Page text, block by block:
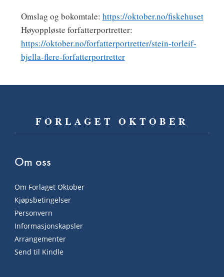
Omslag og bokomtale: https://oktober.no/fiskehuset
Høyoppløste forfatterportretter:
https://oktober.no/forfatterportretter/stein-torleif-
bjella-flere-forfatterportretter
FORLAGET OKTOBER
Om oss
Om Forlaget Oktober
Kjøpsbetingelser
Personvern
Informasjonskapsler
Arrangementer
Send til Kindle